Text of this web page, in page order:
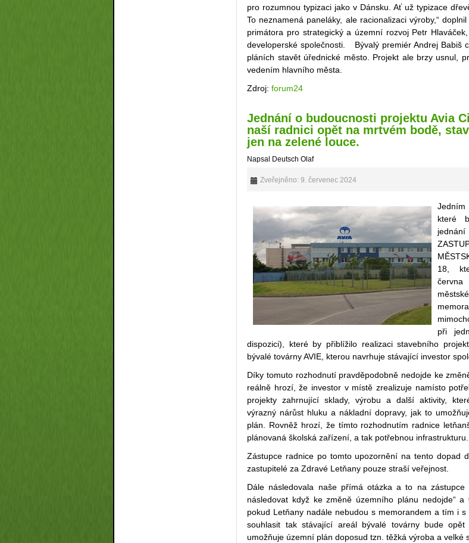
pro rozumnou typizaci jako v Dánsku. Ať už typizace
To neznamená paneláky, ale racionalizaci výroby,“
primátora pro strategický a územní rozvoj Petr
developerské společnosti. Bývalý premiér Andrej Babiš
pláních stavět úřednické město. Projekt ale brzy usnul,
vedením hlavního města.
Zdroj:forum24
Jednání o budoucnosti projektu Avia
naší radnici opět na mrtvém bodě,
jen na zelené louce.
Napsal Deutsch Olaf
Zveřejněno: 9. červenec 2024
Jedním
které
18,
při
dispozici), které by přiblížilo realizaci stavebního
bývalé továrny AVIE, kterou navrhuje stávající investor
Díky tomuto rozhodnutí pravděpodobně nedojde ke
reálně hrozí, že investor v místě zrealizuje namísto
projekty zahrnující sklady, výrobu a další aktivity,
výrazný nárůst hluku a nákladní dopravy, jak to
plán. Rovněž hrozí, že tímto rozhodnutím radnice
plánovaná školská zařízení, a tak potřebnou infrastrukturu.
Zástupce radnice po tomto upozornění na tento dopad
zastupitelé za Zdravé Letňany pouze straší veřejnost.
Dále následovala naše přímá otázka a to na zástupce
následovat když ke změně územního plánu nedojde“
pokud Letňany nadále nebudou s memorandem a tím i s
souhlasit tak stávající areál bývalé továrny bude
umožňuje územní plán doposud tzn. těžká výroba a velké